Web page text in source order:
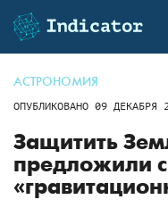
АСТРОНОМИЯ
ОПУБЛИКОВАНО 09 ДЕКАБРЯ
Защитить
предложили